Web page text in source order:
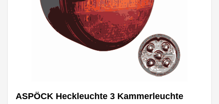
ASPÖCK Heckleuchte 3 Kammerleuchte